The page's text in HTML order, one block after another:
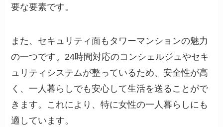
要な要素です。
また、セキュリティ面もタワーマンションの魅力
の一つです。24時間対応のコンシェルジュやセキ
ュリティシステムが整っているため、安全性が高
く、一人暮らしでも安心して生活を送ることがで
きます。これにより、特に女性の一人暮らしにも
適しています。